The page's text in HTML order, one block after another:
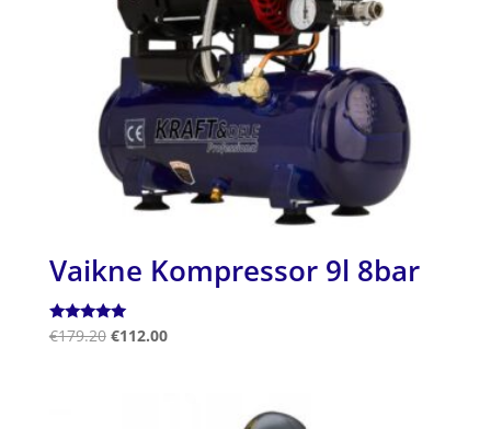
Vaikne Kompressor 9l 8bar
Hinnanguga
5.00
€179.20 €112.00